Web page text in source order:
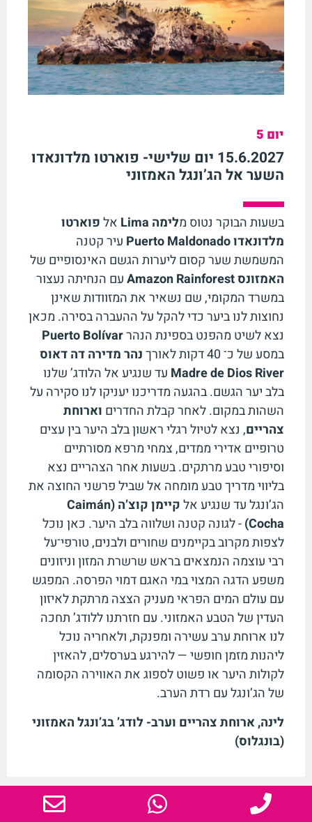
יום 5
15.6.2027 יום שלישי- פוארטו מלדונאדו
השער אל הג’ונגל האמזוני
בשעות הבוקר נטוס מלימה אלפוארטו
מלדונאדו
עיר קטנה
המשמשת שער קסום ליערות הגשם האינסופיים של
האמזונס
עם הנחיתה נעצור
במשרד המקומי, שם נשאיר את המזוודות שאינן
נחוצות לנו ביער כדי להקל על ההעברה בסירה. מכאן
נצא לשיט מהפנט בספינת הנהרPuerto Bolívar
במסע של כ־ 40 דקות לאורך
נהר מדירה דה דאוס
Madre de Dios River עד שנגיע אל הלודג’ שלנו
בלב יער הגשם. בהגעה מדריכנו יעניקו לנו סקירה על
השהות במקום. לאחר קבלת החדרים וארוחת
צהריים, נצא לטיול רגלי ראשון בלב היער בין עצים
טרופיים אדירי ממדים, צמחי מרפא מסורתיים
וסיפורי טבע מרתקים. בשעות אחר הצהריים נצא
בליווי מדריך טבע מומחה אל שביל פרשני החוצה את
הג’ונגל עד שנגיע אלקיימן קוצ’ה (Caimán
Cocha) - לגונה קטנה ושלווה בלב היער. כאן נוכל
לצפות מקרוב בקיימנים שחורים ולבנים, טורפי־על
רבי עוצמה הנמצאים בראש שרשרת המזון וניזונים
משפע הדגה המצוי במי האגם דמוי הפרסה. המפגש
עם עולם המים הפראי מעניק הצצה מרתקת לאיזון
העדין של הטבע האמזוני. עם חזרתנו ללודג’ תחכה
לנו ארוחת ערב עשירה ומפנקת, ולאחריה נוכל
ליהנות מזמן חופשי — להירגע בערסלים, להאזין
לקולות היער או פשוט לספוג את האווירה הקסומה
של הג’ונגל עם רדת הערב.
לינה, ארוחת צהריים וערב- לודג’ בג’ונגל האמזוני
(בונגלוס)